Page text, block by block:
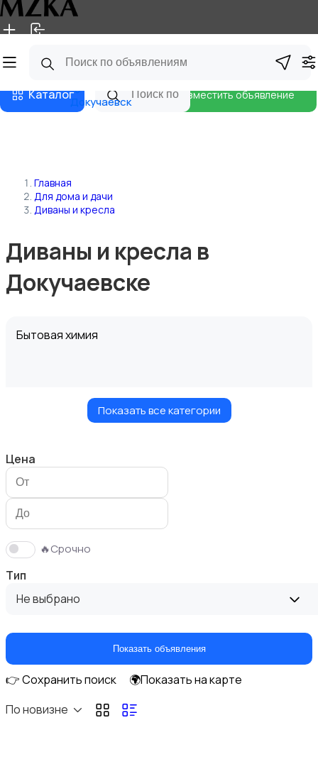
Главная Магазины
КаталогДокучаевск
Разместить объявление
Главная
Для дома и дачи
Диваны и кресла
Диваны и кресла в
Докучаевске
Бытовая химия
Кровати и матрасы
Кухонные гарнитуры
Показать все категории
Цена
🔥Срочно
Тип
Не выбрано
Показать объявления
👉 Сохранить поиск
🌍Показать на карте
По новизне